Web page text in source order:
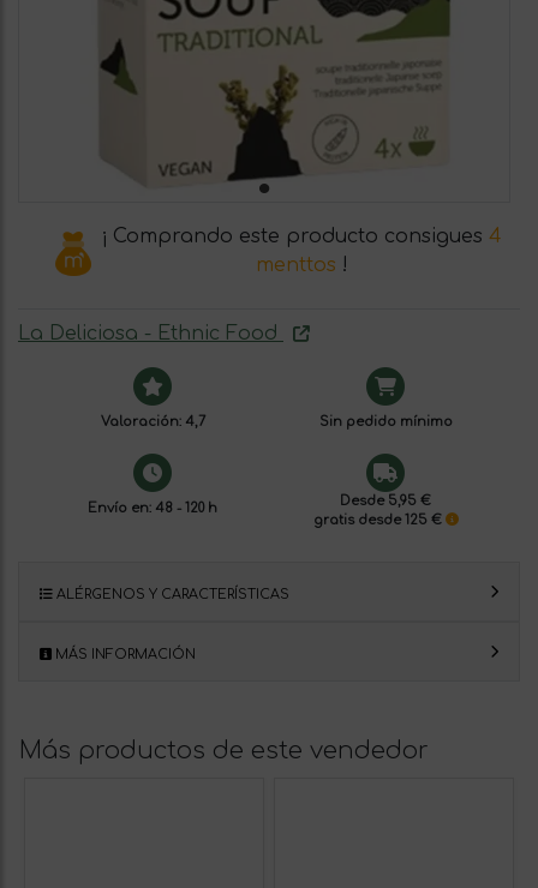
¡ Comprando este producto consigues 4
menttos !
La Deliciosa - Ethnic Food
Valoración: 4,7 Sin pedido mínimo
Envío en: 48 - 120 h
Desde 5,95 €
gratis desde 125 €
ALÉRGENOS Y CARACTERÍSTICAS
MÁS INFORMACIÓN
Más productos de este vendedor